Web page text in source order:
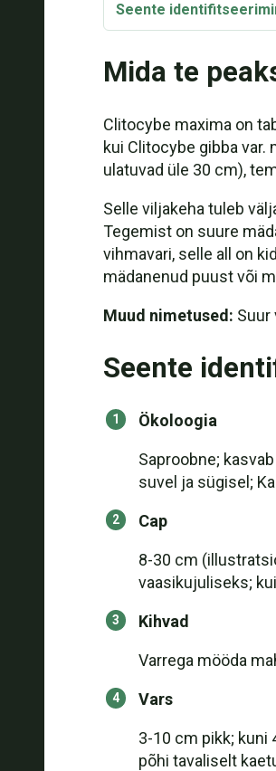
Seente
Mida te
Clitocybe maxima on
kui Clitocybe gibba
ulatuvad üle 30 cm),
Selle viljakeha tuleb
Tegemist on suure
vihmavari, selle all on
mädanenud puust või
Muud nimetused: Suur
Seente
Ökoloogia
Saproobne;
suvel ja sügisel;
Cap
8-30 cm
vaasikujuliseks;
Kihvad
Varrega mööda
Vars
3-10 cm pikk; kuni
põhi tavaliselt